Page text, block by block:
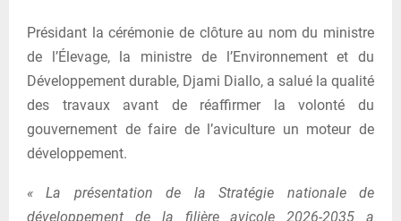
Présidant la cérémonie de clôture au nom du ministre
de l’Élevage, la ministre de l’Environnement et du
Développement durable, Djami Diallo, a salué la qualité
des travaux avant de réaffirmer la volonté du
gouvernement de faire de l’aviculture un moteur de
développement.
« La présentation de la Stratégie nationale de
développement de la filière avicole 2026-2035 a